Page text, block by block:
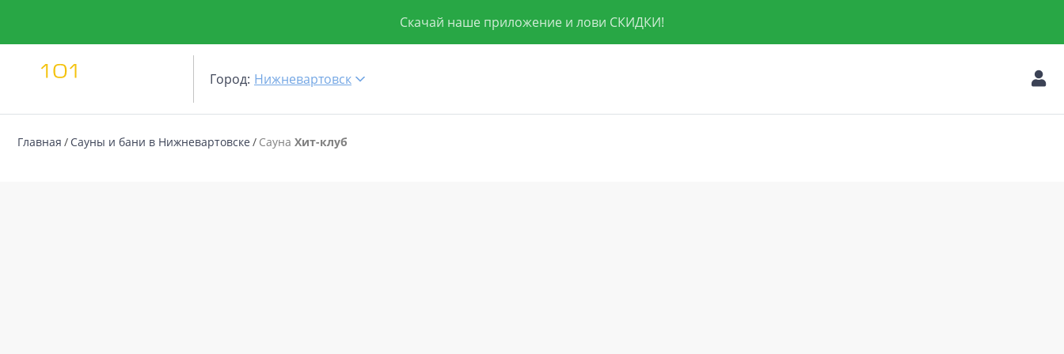
Скачай наше приложение и лови СКИДКИ!
Город: Нижневартовск
Главная Сауны и бани в Нижневартовске Сауна Хит-клуб